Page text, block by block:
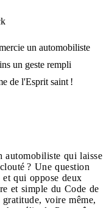
un automobiliste
un geste rempli
de l'Esprit saint !
automobiliste qui laisse
? Une question
et qui oppose deux
et simple du Code de
voire même,